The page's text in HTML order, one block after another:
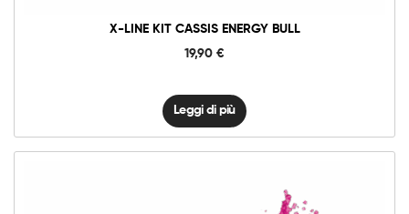
X-LINE KIT CASSIS ENERGY BULL
19,90 €
Leggi di più